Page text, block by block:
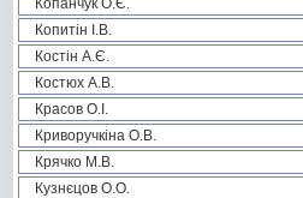
Копанчук О.Є.
Копитін І.В.
Костін А.Є.
Костюх А.В.
Красов О.І.
Криворучкіна О.В.
Крячко М.В.
Кузнєцов О.О.